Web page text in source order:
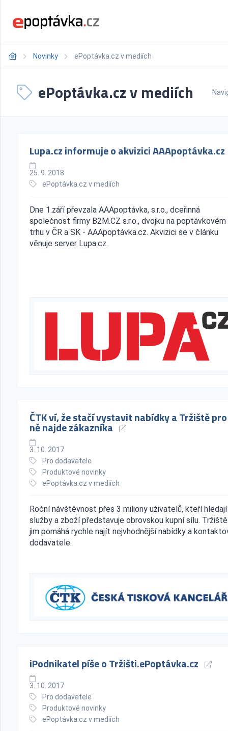
Novinky ePoptávka.cz v mediích
ePoptávka.cz v mediích
Lupa.cz informuje o akvizici AAApoptávka.cz
25. 9. 2018
ePoptávka.cz v mediích
Dne 1.září převzala AAApoptávka, s.r.o., dceřinná
společnost firmy B2M.CZ s.r.o., dvojku na poptávkovém
trhu v ČR a SK - AAApoptávka.cz. Akvizici se v článku
věnuje server Lupa.cz.
ČTK ví, že stačí vystavit nabídky a Tržiště pro
ně najde zákazníka
3. 10. 2017
Pro dodavatele
Produktové novinky
ePoptávka.cz v mediích
Roční návštěvnost přes 3 miliony uživatelů, kteří hledají
služby a zboží představuje obrovskou kupní sílu. Tržiště
jim pomáhá rychle najít nejvhodnější nabídky a
dodavatele.
iPodnikatel píše o Tržišti.ePoptávka.cz
3. 10. 2017
Pro dodavatele
Produktové novinky
ePoptávka.cz v mediích